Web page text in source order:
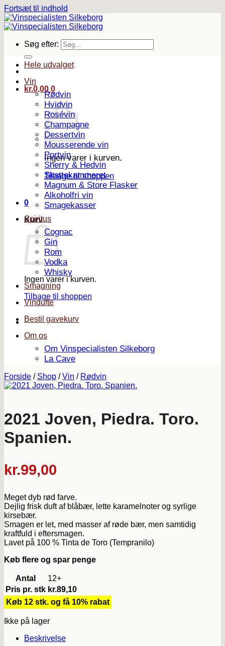
Fortsæt til indhold
Søg efter:
kr.0,00 0
Ingen varer i kurven.
Tilbage til shoppen
0
Kurv
Ingen varer i kurven.
Tilbage til shoppen
Hele udvalget
Vin
Rødvin
Hvidvin
Rosévin
Champagne
Dessertvin
Mousserende vin
Portvin
Sherry & Hedvin
Skattekammeret
Magnum & Store Flasker
Alkoholfri vin
Smagekasser
Spiritus
Cognac
Gin
Rom
Vodka
Whisky
Smagning
Vindufte
Bestil gavekurv
Om os
Om Vinspecialisten Silkeborg
La Cave
Forside / Shop / Vin / Rødvin
2021 Joven, Piedra. Toro.
Spanien.
kr.99,00
Meget dyb rød farve.
Dejlig frisk duft af blåbær, lette karamelnoter og syrlige
kirsebær.
Smagen er let, med masser af røde bær, men samtidig
kraftfuld i eftersmagen.
Lavet på 100 % Tinta de Toro (Tempranilo)
Køb flere og spar penge
Antal
12+
Pris pr. stk kr.89,10
Køb 12 stk. og få 10% rabat
Ikke på lager
Beskrivelse